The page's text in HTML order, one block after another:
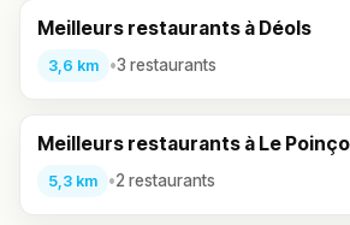
Meilleurs restaurants à Déols
3,6 km •3 restaurants
Meilleurs restaurants à Le
5,3 km •2 restaurants